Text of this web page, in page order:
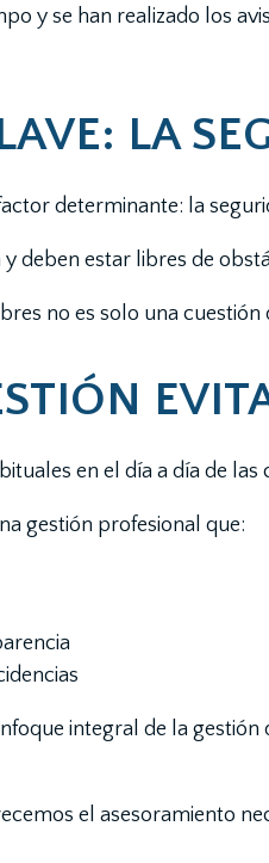
y se han realizado los
LA
determinante: la
y deben estar libres de
no es solo una
en el día a día de
gestión profesional que:
integral de la
el asesoramiento